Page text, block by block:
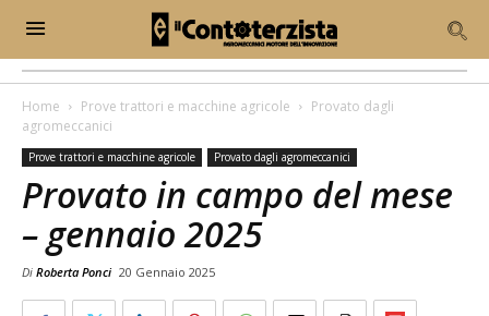
Home Prove trattori e macchine agricole
Provato dagli
agromeccanici
Prove trattori e macchine agricole Provato dagli agromeccanici
Provato in campo del mese
– gennaio 2025
Di Roberta Ponci 20 Gennaio 2025